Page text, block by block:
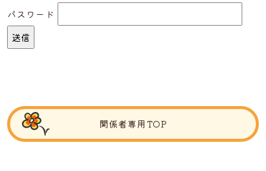
パスワード
関係者専用TOP